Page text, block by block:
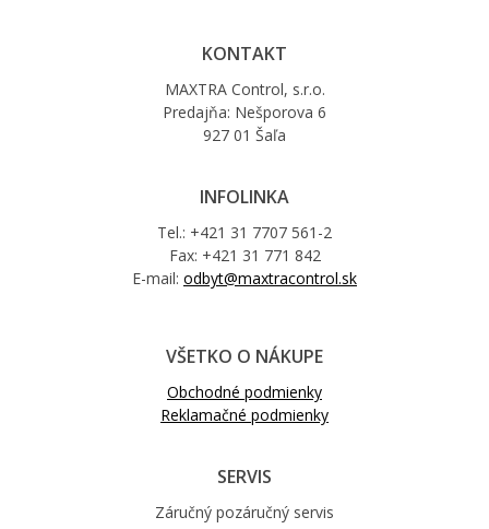
KONTAKT
MAXTRA Control, s.r.o.
Predajňa: Nešporova 6
927 01 Šaľa
INFOLINKA
Tel.: +421 31 7707 561-2
Fax: +421 31 771 842
E-mail: odbyt@maxtracontrol.sk
VŠETKO O NÁKUPE
Obchodné podmienky
Reklamačné podmienky
SERVIS
Záručný pozáručný servis